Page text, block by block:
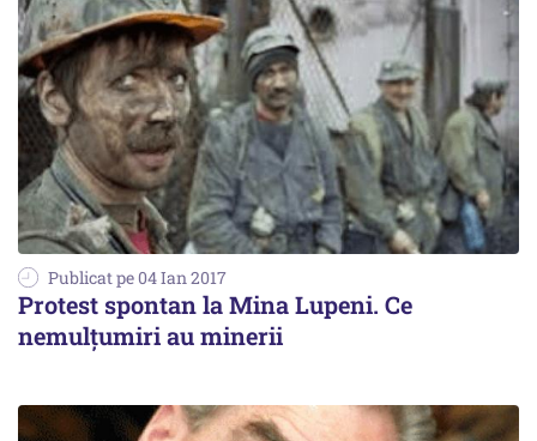
Publicat pe 04 Ian 2017
Protest spontan la Mina Lupeni. Ce
nemulțumiri au minerii